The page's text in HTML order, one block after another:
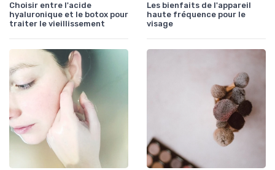
Choisir entre l'acide
hyaluronique et le botox pour
traiter le vieillissement
Les bienfaits de l'appareil
haute fréquence pour le
visage